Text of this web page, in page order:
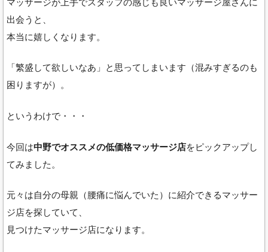
出会うと、
本当に嬉しくなります。
「繁盛して欲しいなあ」と思ってしまいます（混みすぎるのも
困りますが）。
というわけで・・・
今回は中野でオススメの低価格マッサージ店をピックアップし
てみました。
元々は自分の母親（腰痛に悩んでいた）に紹介できるマッサー
ジ店を探していて、
見つけたマッサージ店になります。